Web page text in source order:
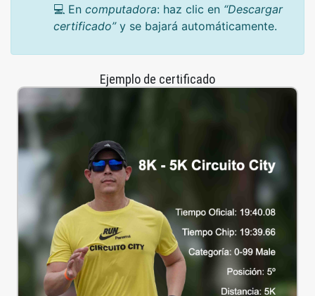
💻 En computadora: haz clic en “Descargar
certificado”y se bajará automáticamente.
Ejemplo de certificado